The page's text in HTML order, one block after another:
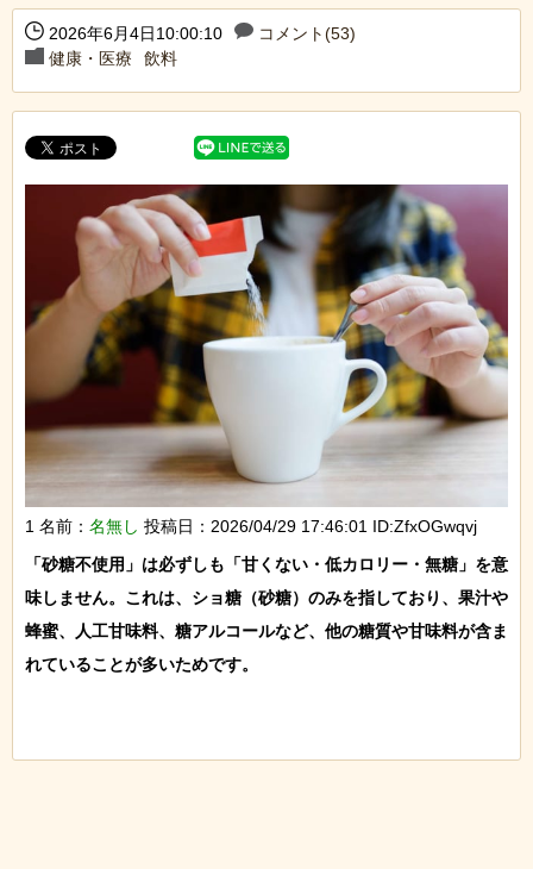
2026年6月4日10:00:10
コメント(53)
健康・医療
飲料
1 名前： 名無し 投稿日：2026/04/29 17:46:01 ID:ZfxOGwqvj
「砂糖不使用」は必ずしも「甘くない・低カロリー・無糖」を意
味しません。これは、ショ糖（砂糖）のみを指しており、果汁や
蜂蜜、人工甘味料、糖アルコールなど、他の糖質や甘味料が含ま
れていることが多いためです。